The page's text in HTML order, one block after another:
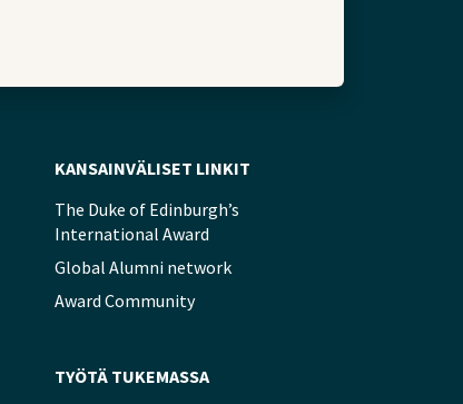
KANSAINVÄLISET LINKIT
The Duke of Edinburgh’s
International Award
Global Alumni network
Award Community
TYÖTÄ TUKEMASSA